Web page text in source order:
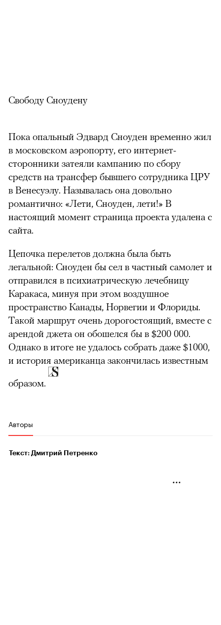
Свободу Сноудену
Пока опальный Эдвард Сноуден временно жил
в московском аэропорту, его интернет-
сторонники затеяли кампанию по сбору
средств на трансфер бывшего сотрудника ЦРУ
в Венесуэлу. Называлась она довольно
романтично: «Лети, Сноуден, лети!» В
настоящий момент страница проекта удалена с
сайта.
Цепочка перелетов должна была быть
легальной: Сноуден бы сел в частный самолет и
отправился в психиатрическую лечебницу
Каракаса, минуя при этом воздушное
пространство Канады, Норвегии и Флориды.
Такой маршрут очень дорогостоящий, вместе с
арендой джета он обошелся бы в $200 000.
Однако в итоге не удалось собрать даже $1000,
и история американца закончилась известным
образом.
Авторы
Текст: Дмитрий Петренко